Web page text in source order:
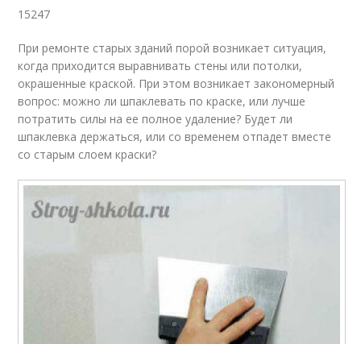
15247
При ремонте старых зданий порой возникает ситуация,
когда приходится выравнивать стены или потолки,
окрашенные краской. При этом возникает закономерный
вопрос: можно ли шпаклевать по краске, или лучше
потратить силы на ее полное удаление? Будет ли
шпаклевка держаться, или со временем отпадет вместе
со старым слоем краски?